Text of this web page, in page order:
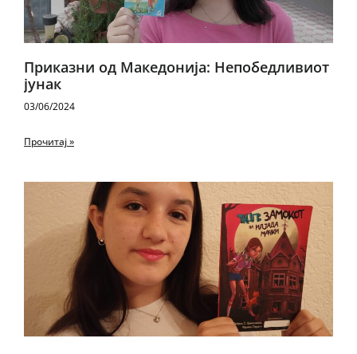
Приказни од Македонија: Непобедливиот
јунак
03/06/2024
Прочитај »